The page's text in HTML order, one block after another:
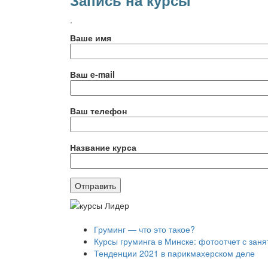
.
Ваше имя
Ваш e-mail
Ваш телефон
Название курса
Груминг — что это такое?
Курсы груминга в Минске: фотоотчет с
Тенденции 2021 в парикмахерском деле